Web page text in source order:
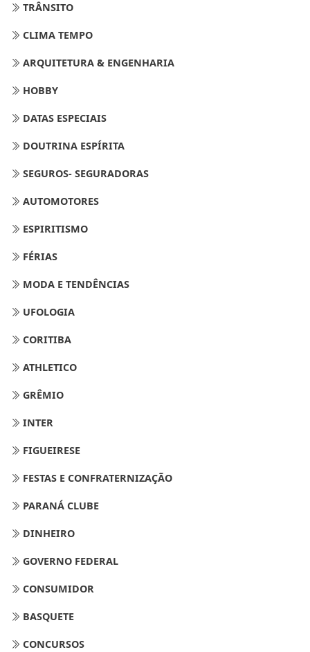
TRÂNSITO
CLIMA TEMPO
ARQUITETURA & ENGENHARIA
HOBBY
DATAS ESPECIAIS
DOUTRINA ESPÍRITA
SEGUROS- SEGURADORAS
AUTOMOTORES
ESPIRITISMO
FÉRIAS
MODA E TENDÊNCIAS
UFOLOGIA
CORITIBA
ATHLETICO
GRÊMIO
INTER
FIGUEIRESE
FESTAS E CONFRATERNIZAÇÃO
PARANÁ CLUBE
DINHEIRO
GOVERNO FEDERAL
CONSUMIDOR
BASQUETE
CONCURSOS